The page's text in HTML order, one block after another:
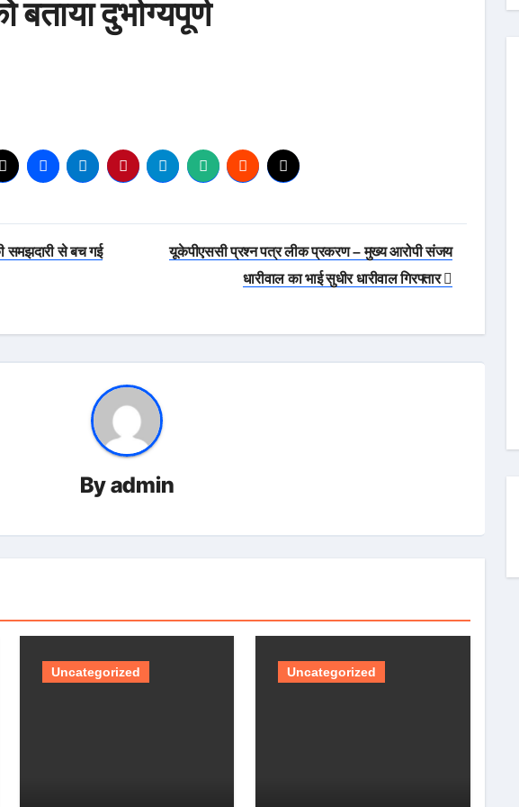
दुर्भाग्यपूर्ण
से बच गई
यूकेपीएससी प्रश्न पत्र लीक प्रकरण – मुख्य आरोपी संजय
धारीवाल का भाई सुधीर धारीवाल गिरफ्तार
Byadmin
Uncategorized Uncategorized